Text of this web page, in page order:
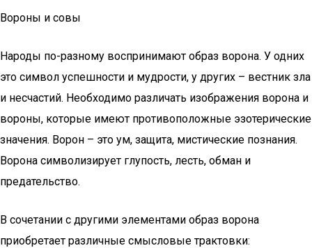
Вороны и совы
Народы по-разному воспринимают образ ворона. У одних
это символ успешности и мудрости, у других – вестник зла
и несчастий. Необходимо различать изображения ворона и
вороны, которые имеют противоположные эзотерические
значения. Ворон – это ум, защита, мистические познания.
Ворона символизирует глупость, лесть, обман и
предательство.
В сочетании с другими элементами образ ворона
приобретает различные смысловые трактовки: